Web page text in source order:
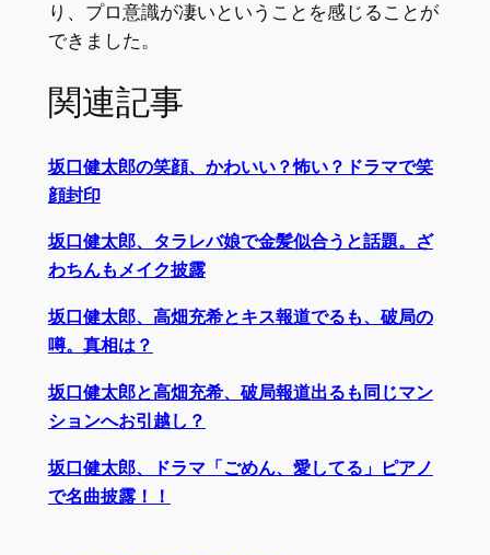
り、プロ意識が凄いということを感じることが
できました。
関連記事
坂口健太郎の笑顔、かわいい？怖い？ドラマで笑
顔封印
坂口健太郎、タラレバ娘で金髪似合うと話題。ざ
わちんもメイク披露
坂口健太郎、高畑充希とキス報道でるも、破局の
噂。真相は？
坂口健太郎と高畑充希、破局報道出るも同じマン
ションへお引越し？
坂口健太郎、ドラマ「ごめん、愛してる」ピアノ
で名曲披露！！